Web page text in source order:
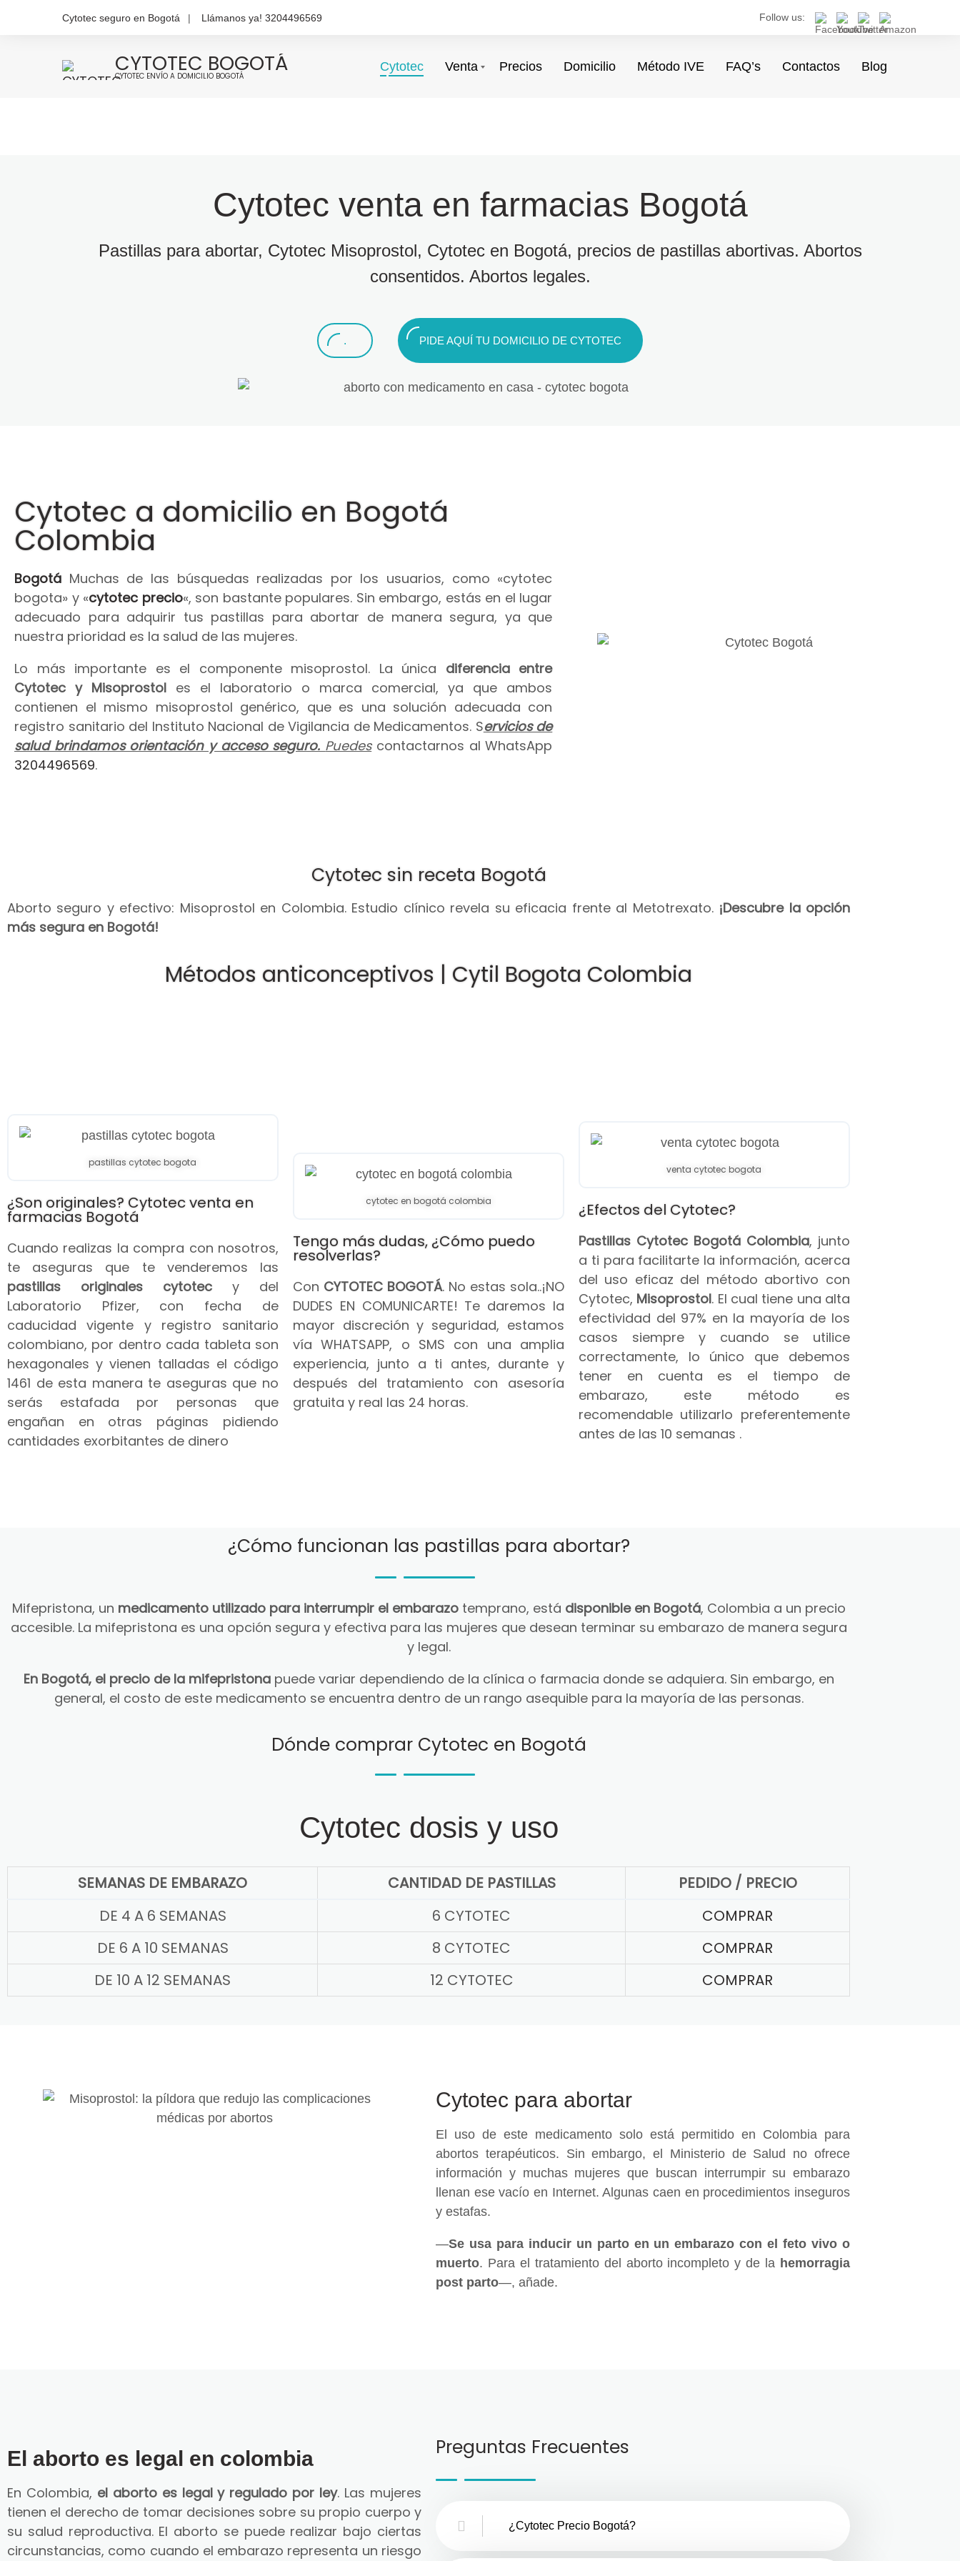
Cytotec seguro en Bogotá Llámanos ya! 3204496569 Follow us:
CYTOTEC BOGOTÁ
CYTOTEC ENVÍO A DOMICILIO BOGOTÁ
Cytotec Venta Precios Domicilio Método IVE FAQ’s Contactos Blog
Cytotec venta en farmacias Bogotá
Pastillas para abortar, Cytotec Misoprostol, Cytotec en Bogotá, precios de pastillas abortivas. Abortos
consentidos. Abortos legales.
. PIDE AQUÍ TU DOMICILIO DE CYTOTEC
Cytotec a domicilio en Bogotá
Colombia
Bogotá Muchas de las búsquedas realizadas por los usuarios, como «cytotec
bogota» y «cytotec precio«, son bastante populares. Sin embargo, estás en el lugar
adecuado para adquirir tus pastillas para abortar de manera segura, ya que
nuestra prioridad es la salud de las mujeres.
Lo más importante es el componente misoprostol. La única diferencia entre
Cytotec y Misoprostol es el laboratorio o marca comercial, ya que ambos
contienen el mismo misoprostol genérico, que es una solución adecuada con
registro sanitario del Instituto Nacional de Vigilancia de Medicamentos. Servicios de
salud brindamos orientación y acceso seguro. Puedescontactarnos al WhatsApp
3204496569.
Cytotec sin receta Bogotá
Aborto seguro y efectivo: Misoprostol en Colombia. Estudio clínico revela su eficacia frente al Metotrexato. ¡Descubre la opción
más segura en Bogotá!
Métodos anticonceptivos | Cytil Bogota Colombia
pastillas cytotec bogota
¿Son originales? Cytotec venta en
farmacias Bogotá
Cuando realizas la compra con nosotros,
te aseguras que te venderemos las
pastillas originales cytotec y del
Laboratorio Pfizer, con fecha de
caducidad vigente y registro sanitario
colombiano, por dentro cada tableta son
hexagonales y vienen talladas el código
1461 de esta manera te aseguras que no
serás estafada por personas que
engañan en otras páginas pidiendo
cantidades exorbitantes de dinero
cytotec en bogotá colombia
Tengo más dudas, ¿Cómo puedo
resolverlas?
Con CYTOTEC BOGOTÁ. No estas sola..¡NO
DUDES EN COMUNICARTE! Te daremos la
mayor discreción y seguridad, estamos
vía WHATSAPP, o SMS con una amplia
experiencia, junto a ti antes, durante y
después del tratamiento con asesoría
gratuita y real las 24 horas.
venta cytotec bogota
¿Efectos del Cytotec?
Pastillas Cytotec Bogotá Colombia, junto
a ti para facilitarte la información, acerca
del uso eficaz del método abortivo con
Cytotec, Misoprostol. El cual tiene una alta
efectividad del 97% en la mayoría de los
casos siempre y cuando se utilice
correctamente, lo único que debemos
tener en cuenta es el tiempo de
embarazo, este método es
recomendable utilizarlo preferentemente
antes de las 10 semanas .
¿Cómo funcionan las pastillas para abortar?
Mifepristona, un medicamento utilizado para interrumpir el embarazotemprano, está disponible en Bogotá, Colombia a un precio
accesible. La mifepristona es una opción segura y efectiva para las mujeres que desean terminar su embarazo de manera segura
y legal.
En Bogotá, el precio de la mifepristonapuede variar dependiendo de la clínica o farmacia donde se adquiera. Sin embargo, en
general, el costo de este medicamento se encuentra dentro de un rango asequible para la mayoría de las personas.
Dónde comprar Cytotec en Bogotá
Cytotec dosis y uso
SEMANAS DE EMBARAZO CANTIDAD DE PASTILLAS
PEDIDO / PRECIO
DE 4 A 6 SEMANAS
6 CYTOTEC
COMPRAR
DE 6 A 10 SEMANAS
8 CYTOTEC
COMPRAR
DE 10 A 12 SEMANAS
12 CYTOTEC COMPRAR
Cytotec para abortar
El uso de este medicamento solo está permitido en Colombia para
abortos terapéuticos. Sin embargo, el Ministerio de Salud no ofrece
información y muchas mujeres que buscan interrumpir su embarazo
llenan ese vacío en Internet. Algunas caen en procedimientos inseguros
y estafas.
—Se usa para inducir un parto en un embarazo con el feto vivo o
muerto. Para el tratamiento del aborto incompleto y de la hemorragia
post parto—, añade.
El aborto es legal en colombia
En Colombia, el aborto es legal y regulado por ley. Las mujeres
tienen el derecho de tomar decisiones sobre su propio cuerpo y
su salud reproductiva. El aborto se puede realizar bajo ciertas
circunstancias, como cuando el embarazo representa un riesgo
Preguntas Frecuentes
¿Cytotec Precio Bogotá?